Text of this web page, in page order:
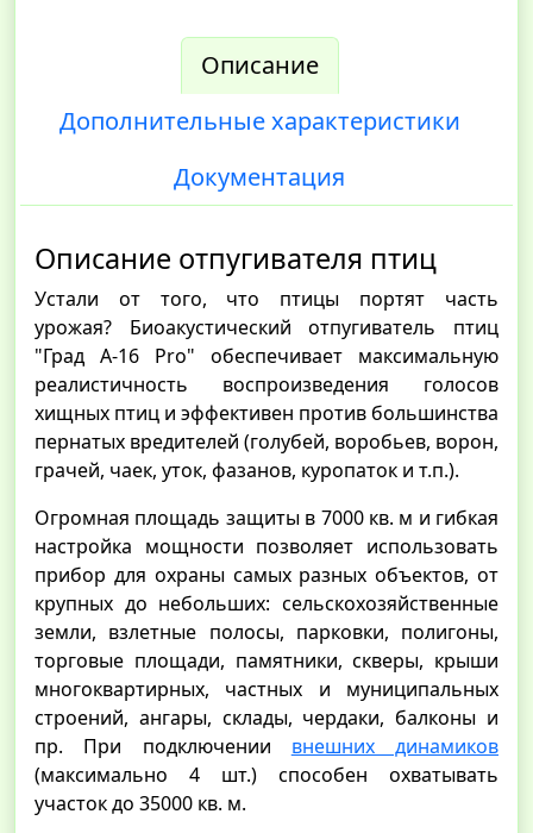
Описание
Дополнительные характеристики
Документация
Описание отпугивателя птиц
Устали от того, что птицы портят часть
урожая? Биоакустический отпугиватель птиц
"Град А-16 Pro" обеспечивает максимальную
реалистичность воспроизведения голосов
хищных птиц и эффективен против большинства
пернатых вредителей (голубей, воробьев, ворон,
грачей, чаек, уток, фазанов, куропаток и т.п.).
Огромная площадь защиты в 7000 кв. м и гибкая
настройка мощности позволяет использовать
прибор для охраны самых разных объектов, от
крупных до небольших: сельскохозяйственные
земли, взлетные полосы, парковки, полигоны,
торговые площади, памятники, скверы, крыши
многоквартирных, частных и муниципальных
строений, ангары, склады, чердаки, балконы и
пр. При подключении внешних динамиков
(максимально 4 шт.) способен охватывать
участок до 35000 кв. м.